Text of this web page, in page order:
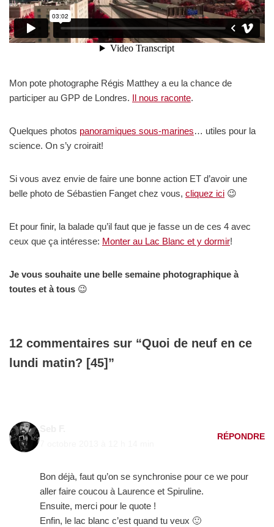
Mon pote photographe Régis Matthey a eu la chance de
participer au GPP de Londres. Il nous raconte.
Quelques photos panoramiques sous-marines… utiles pour la
science. On s’y croirait!
Si vous avez envie de faire une bonne action ET d’avoir une
belle photo de Sébastien Fanget chez vous, cliquez ici 😉
Et pour finir, la balade qu’il faut que je fasse un de ces 4 avec
ceux que ça intéresse: Monter au Lac Blanc et y dormir!
Je vous souhaite une belle semaine photographique à
toutes et à tous 😉
12 commentaires sur “Quoi de neuf en ce
lundi matin? [45]”
RÉPONDRE
Bon déjà, faut qu’on se synchronise pour ce we pour
aller faire coucou à Laurence et Spiruline.
Ensuite, merci pour le quote !
Enfin, le lac blanc c’est quand tu veux 🙂